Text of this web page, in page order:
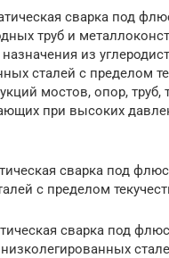
сварка под
труб и
из
сталей с пределом
мостов, опор, труб,
при высоких
сварка под
с пределом
сварка под